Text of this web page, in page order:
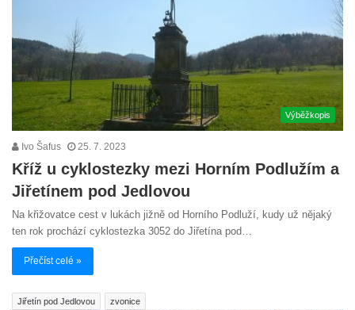
Výběžkopis
Ivo Šafus 25. 7. 2023
Kříž u cyklostezky mezi Horním Podlužím a
Jiřetínem pod Jedlovou
Na křižovatce cest v lukách jižně od Horního Podluží, kudy už nějaký
ten rok prochází cyklostezka 3052 do Jiřetína pod…
Přečíst celé »
Jiřetín pod Jedlovou zvonice